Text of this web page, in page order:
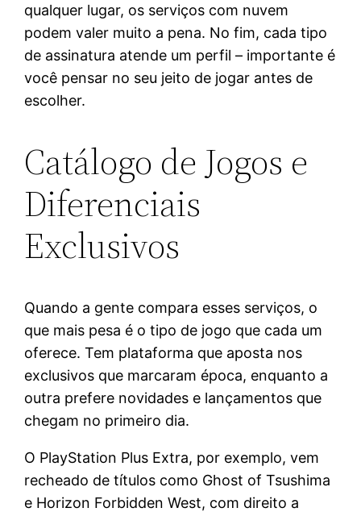
qualquer lugar, os serviços com nuvem
podem valer muito a pena. No fim, cada tipo
de assinatura atende um perfil – importante é
você pensar no seu jeito de jogar antes de
escolher.
Catálogo de Jogos e
Diferenciais
Exclusivos
Quando a gente compara esses serviços, o
que mais pesa é o tipo de jogo que cada um
oferece. Tem plataforma que aposta nos
exclusivos que marcaram época, enquanto a
outra prefere novidades e lançamentos que
chegam no primeiro dia.
O PlayStation Plus Extra, por exemplo, vem
recheado de títulos como Ghost of Tsushima
e Horizon Forbidden West, com direito a